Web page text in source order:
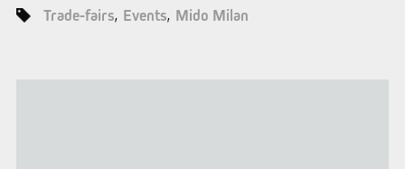
Trade-fairs Events Mido Milan